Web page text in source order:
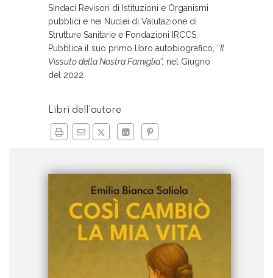
Sindaci Revisori di Istituzioni e Organismi
pubblici e nei Nuclei di Valutazione di
Strutture Sanitarie e Fondazioni IRCCS.
Pubblica il suo primo libro autobiografico, “Il
Vissuto della Nostra Famiglia”, nel Giugno
del 2022
Libri dell'autore